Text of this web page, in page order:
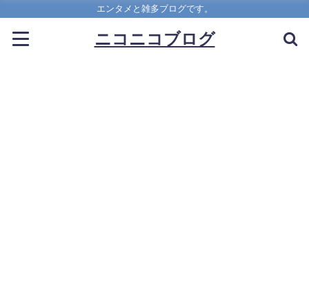
エンタメと雑多ブログです。
ニコニコブログ